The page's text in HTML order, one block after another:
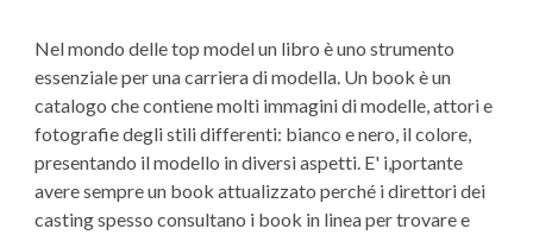
Nel mondo delle top model un libro è uno strumento
essenziale per una carriera di modella. Un book è un
catalogo che contiene molti immagini di modelle, attori e
fotografie degli stili differenti: bianco e nero, il colore,
presentando il modello in diversi aspetti. E' i,portante
avere sempre un book attualizzato perché i direttori dei
casting spesso consultano i book in linea per trovare e